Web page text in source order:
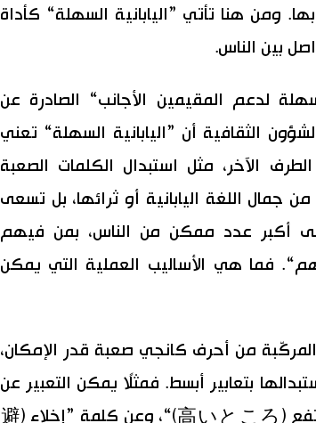
ومن هنا تأتي ”اليابانية السهلة“ كأداة
بين الناس.
لدعم المقيمين الأجانب“ الصادرة عن
الثقافية أن ”اليابانية السهلة“ تعني
الآخر، مثل استبدال الكلمات الصعبة
جمال اللغة اليابانية أو ثرائها، بل تسعى
أكبر عدد ممكن من الناس، بمن فيهم
فما هي الأساليب العملية التي يمكن
من أحرف كانجي صعبة قدر الإمكان،
بتعابير أبسط. فمثلًا يمكن التعبير عن
كلمة ”مُرتفَع (高台)“ بعبارة ”مكان مُرتفِع (高いところ)“، وعن كلمة ”إخلاء (避